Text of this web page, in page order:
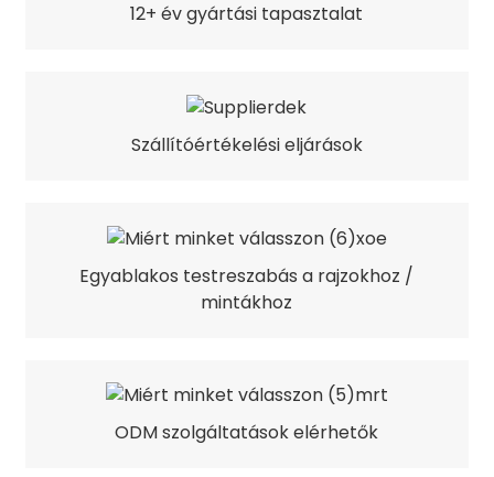
12+ év gyártási tapasztalat
Szállítóértékelési eljárások
Egyablakos testreszabás a rajzokhoz /
mintákhoz
ODM szolgáltatások elérhetők